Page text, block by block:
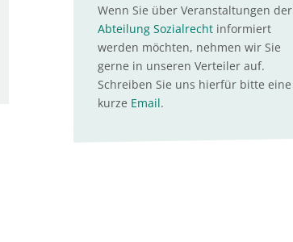
Wenn Sie über Veranstaltungen der
Abteilung Sozialrechtinformiert
werden möchten, nehmen wir Sie
gerne in unseren Verteiler auf.
Schreiben Sie uns hierfür bitte eine
kurze Email.